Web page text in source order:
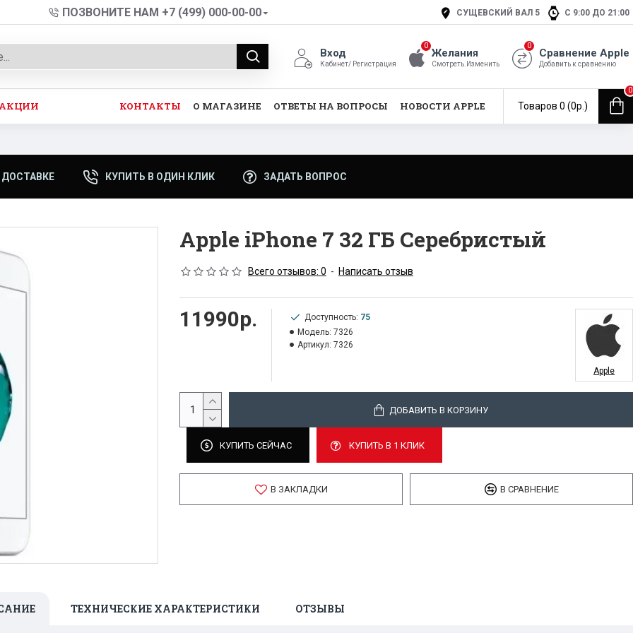
ПОЗВОНИТЕ НАМ +7 (499) 000-00-00 СУЩЕВСКИЙ ВАЛ 5 С 9:00 ДО 21:00
Вход
Кабинет/ Регистрация
Желания
Смотреть.Изменить
0
Сравнение Apple
Добавить к сравнению
0
КОНТАКТЫ О МАГАЗИНЕ ОТВЕТЫ НА ВОПРОСЫ НОВОСТИ APPLE Товаров 0 (0р.)
0
ДОСТАВКЕ КУПИТЬ В ОДИН КЛИК ЗАДАТЬ ВОПРОС
Apple iPhone 7 32 ГБ Серебристый
Всего отзывов: 0 - Написать отзыв
11990р. Доступность: 75
Модель: 7326
Артикул: 7326
Apple
ДОБАВИТЬ В КОРЗИНУ
КУПИТЬ СЕЙЧАС КУПИТЬ В 1 КЛИК
В ЗАКЛАДКИ В СРАВНЕНИЕ
ТЕХНИЧЕСКИЕ ХАРАКТЕРИСТИКИ ОТЗЫВЫ